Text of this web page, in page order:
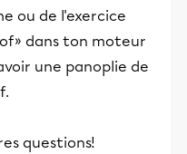
ou de l'exercice
dans ton moteur
une panoplie de
questions!